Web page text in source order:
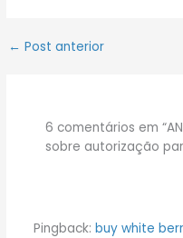
← Post anterior
6 comentários em
sobre autorização
Pingback: buy white